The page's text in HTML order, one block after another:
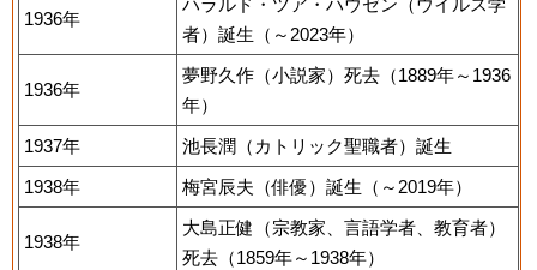
1936年
ハラルド・ツア・ハウゼン（ウイルス学
者）誕生（～2023年）
1936年
夢野久作（小説家）死去（1889年～1936
年）
1937年
池長潤（カトリック聖職者）誕生
1938年
梅宮辰夫（俳優）誕生（～2019年）
1938年
大島正健（宗教家、言語学者、教育者）
死去（1859年～1938年）